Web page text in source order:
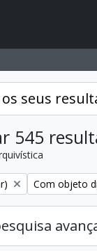
seus
545
Remover
Com objeto